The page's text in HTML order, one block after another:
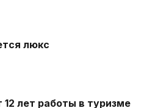
люкс
лет работы в туризме